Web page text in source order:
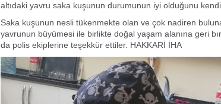
altıdaki yavru saka kuşunun durumunun iyi olduğunu
Saka kuşunun nesli tükenmekte olan ve çok nadiren
yavrunun büyümesi ile birlikte doğal yaşam alanına geri
da polis ekiplerine teşekkür ettiler. HAKKARİ İHA